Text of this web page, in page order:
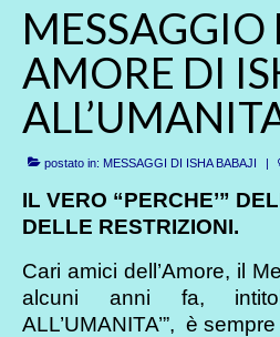
MESSAGGIO
AMORE DI
postato in: MESSAGGI DI ISHA BABAJI |
IL VERO “PERCHE’”
DELLE RESTRIZIONI.
Cari amici dell’Amore, il
alcuni anni fa,
ALL’UMANITA’”, è